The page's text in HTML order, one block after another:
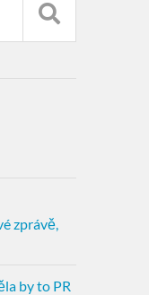
zprávě,
by to PR